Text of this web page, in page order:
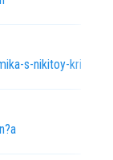
s-nikitoy-